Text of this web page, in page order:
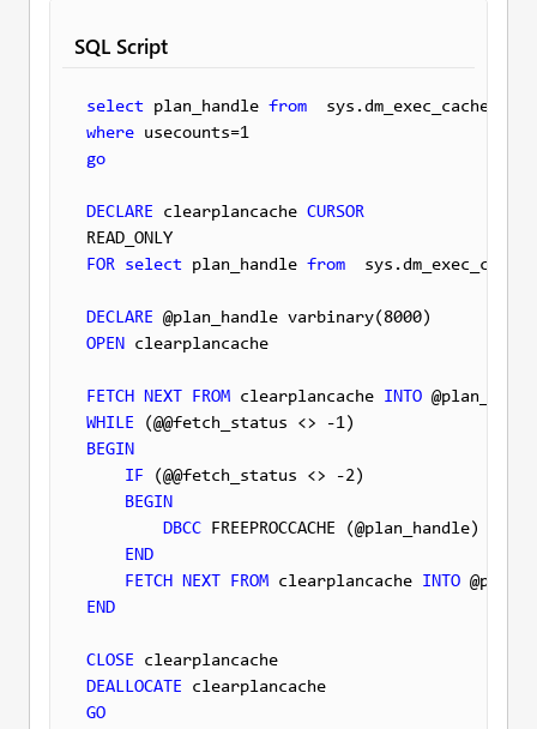
SQL Script
select plan_handle from
where
go
DECLARE clearplancache CURSOR
FOR select plan_handle from
DECLARE
OPEN clearplancache
FETCH NEXT FROM clearplancache INTO
WHILE
BEGIN
IF (@@fetch_status <> -2)
BEGIN
DBCC FREEPROCCACHE (@plan_handle)
END
FETCH NEXT FROM clearplancache INTO
END
CLOSE
DEALLOCATE
GO